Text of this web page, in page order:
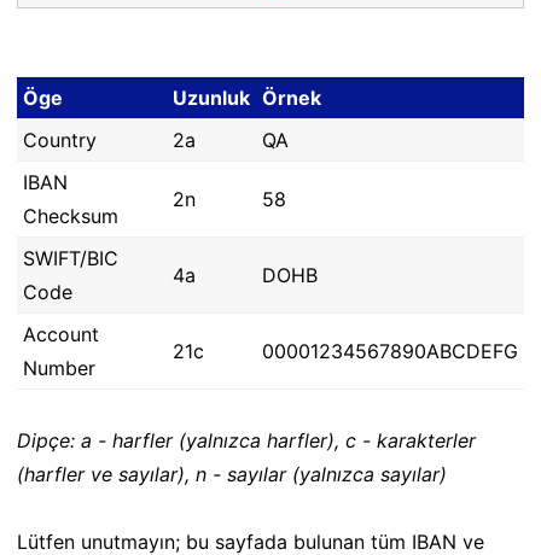
Öge Uzunluk Örnek
Country
2a
QA
IBAN
Checksum
2n 58
SWIFT/BIC
Code
4a DOHB
Account
Number
21c 00001234567890ABCDEFG
Dipçe: a - harfler (yalnızca harfler), c - karakterler
(harfler ve sayılar), n - sayılar (yalnızca sayılar)
Lütfen unutmayın; bu sayfada bulunan tüm IBAN ve